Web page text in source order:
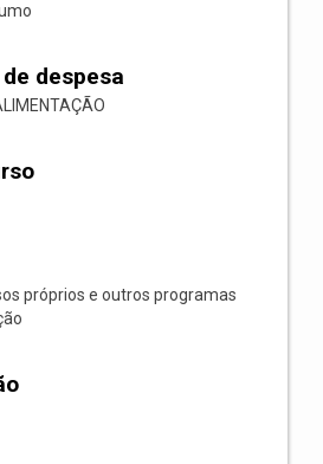
despesa
próprios e outros programas